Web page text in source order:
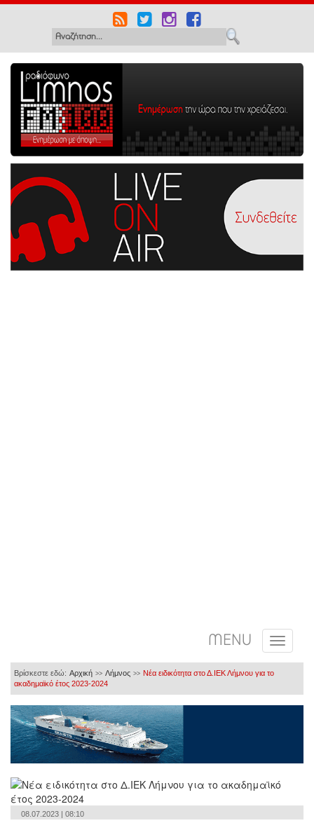
MENU
Βρίσκεστε εδώ: Αρχική >> Λήμνος >> Νέα ειδικότητα στο Δ.ΙΕΚ Λήμνου για το
ακαδημαϊκό έτος 2023-2024
08.07.2023 | 08:10